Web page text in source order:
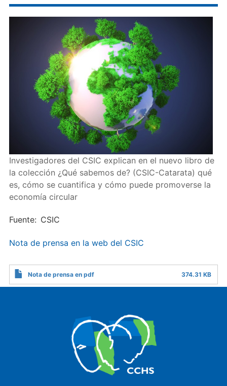
Investigadores del CSIC explican en el nuevo libro de
la colección ¿Qué sabemos de? (CSIC-Catarata) qué
es, cómo se cuantifica y cómo puede promoverse la
economía circular
Fuente CSIC
Nota de prensa en la web del CSIC
Nota de prensa en pdf 374.31 KB